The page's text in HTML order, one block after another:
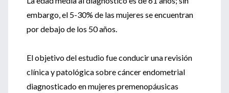
embargo, el 5-30% de las mujeres se encuentran
por debajo de los 50 años.
El objetivo del estudio fue conducir una revisión
clínica y patológica sobre cáncer endometrial
diagnosticado en mujeres premenopáusicas